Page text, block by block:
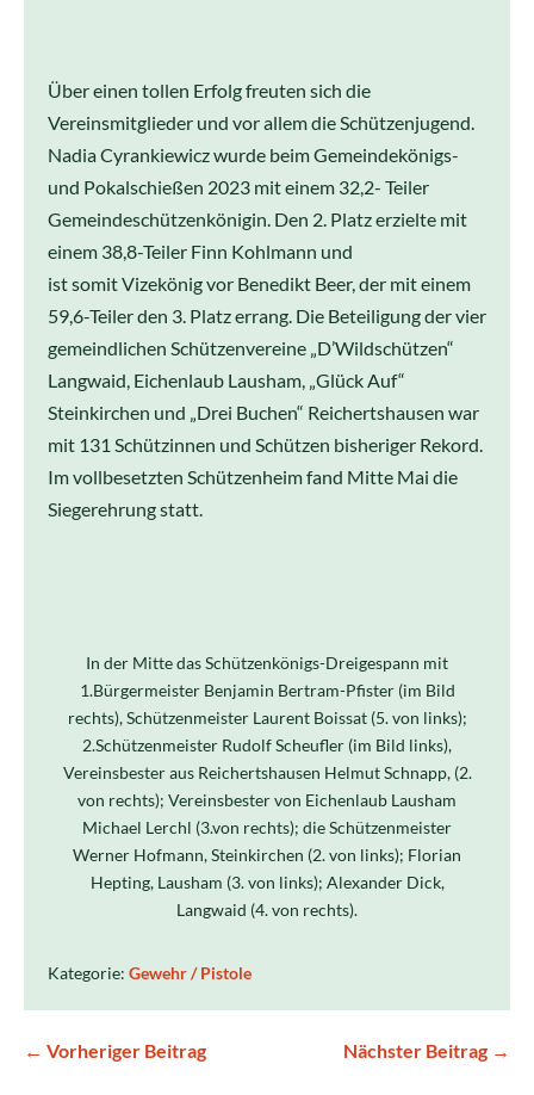
Über einen tollen Erfolg freuten sich die
Vereinsmitglieder und vor allem die Schützenjugend.
Nadia Cyrankiewicz wurde beim Gemeindekönigs-
und Pokalschießen 2023 mit einem 32,2- Teiler
Gemeindeschützenkönigin. Den 2. Platz erzielte mit
einem 38,8-Teiler Finn Kohlmann und
ist somit Vizekönig vor Benedikt Beer, der mit einem
59,6-Teiler den 3. Platz errang. Die Beteiligung der vier
gemeindlichen Schützenvereine „D’Wildschützen“
Langwaid, Eichenlaub Lausham, „Glück Auf“
Steinkirchen und „Drei Buchen“ Reichertshausen war
mit 131 Schützinnen und Schützen bisheriger Rekord.
Im vollbesetzten Schützenheim fand Mitte Mai die
Siegerehrung statt.
In der Mitte das Schützenkönigs-Dreigespann mit
1.Bürgermeister Benjamin Bertram-Pfister (im Bild
rechts), Schützenmeister Laurent Boissat (5. von links);
2.Schützenmeister Rudolf Scheufler (im Bild links),
Vereinsbester aus Reichertshausen Helmut Schnapp, (2.
von rechts); Vereinsbester von Eichenlaub Lausham
Michael Lerchl (3.von rechts); die Schützenmeister
Werner Hofmann, Steinkirchen (2. von links); Florian
Hepting, Lausham (3. von links); Alexander Dick,
Langwaid (4. von rechts).
Kategorie: Gewehr / Pistole
← Vorheriger Beitrag Nächster Beitrag →